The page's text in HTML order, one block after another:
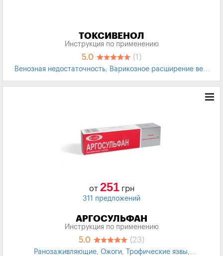
ТОКСИВЕНОЛ
Инструкция по применению
5.0 (1)
Венозная недостаточность, Варикозное расширение вен,
от 251грн
311 предложений
АРГОСУЛЬФАН
Инструкция по применению
5.0 (23)
Ранозаживляющие, Ожоги, Трофические язвы,